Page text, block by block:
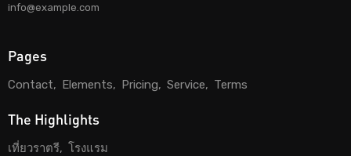
info@example.com
Pages
Contact Elements Pricing Service Terms
The Highlights
เที่ยวราตรี โรงแรม